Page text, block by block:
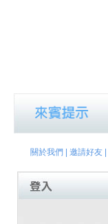
關於我們 邀請好友|